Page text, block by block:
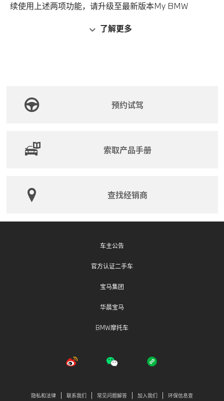
续使用上述两项功能，请升级至最新版本My BMW
给您带来不便，敬请谅解！
了解更多
预约试驾
索取产品手册
查找经销商
车主公告
官方认证二手车
宝马集团
华晨宝马
BMW摩托车
隐私和法律 联系我们 常见问题解答 加入我们 环保信息查